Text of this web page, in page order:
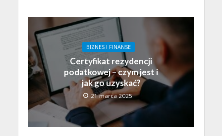
BIZNES I FINANSE
Certyfikat rezydencji
podatkowej – czym jest i
jak go uzyskać?
21 marca 2025